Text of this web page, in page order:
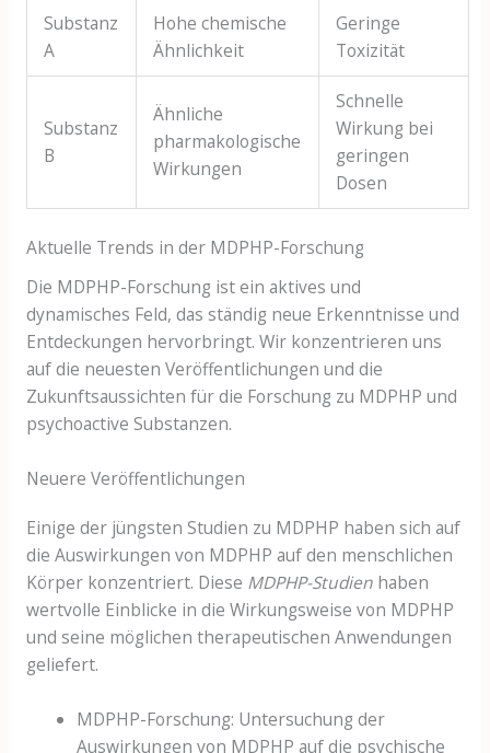
Substanz
A
Hohe chemische
Ähnlichkeit
Geringe
Toxizität
Substanz
B
Ähnliche
pharmakologische
Wirkungen
Schnelle
Wirkung bei
geringen
Dosen
Aktuelle Trends in der MDPHP-Forschung
Die MDPHP-Forschung ist ein aktives und
dynamisches Feld, das ständig neue Erkenntnisse und
Entdeckungen hervorbringt. Wir konzentrieren uns
auf die neuesten Veröffentlichungen und die
Zukunftsaussichten für die Forschung zu MDPHP und
psychoactive Substanzen.
Neuere Veröffentlichungen
Einige der jüngsten Studien zu MDPHP haben sich auf
die Auswirkungen von MDPHP auf den menschlichen
Körper konzentriert. Diese MDPHP-Studienhaben
wertvolle Einblicke in die Wirkungsweise von MDPHP
und seine möglichen therapeutischen Anwendungen
geliefert.
MDPHP-Forschung: Untersuchung der
Auswirkungen von MDPHP auf die psychische